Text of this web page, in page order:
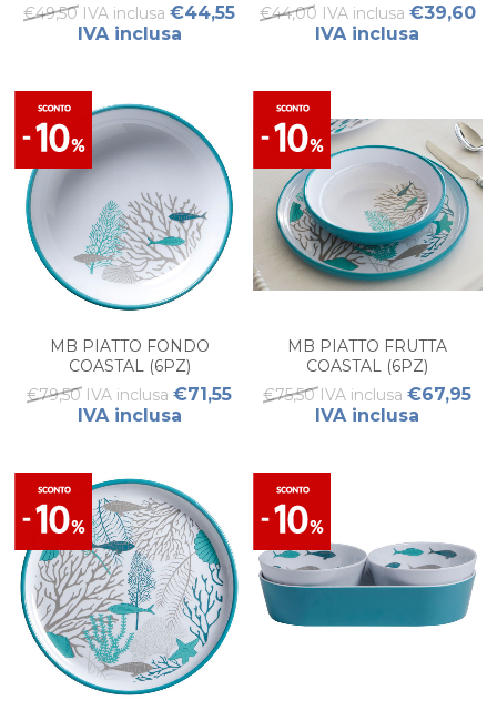
€49,50 IVA inclusa €44,55
IVA inclusa
€44,00 IVA inclusa €39,60
IVA inclusa
MB PIATTO FONDO
COASTAL (6PZ)
€79,50 IVA inclusa €71,55
IVA inclusa
MB PIATTO FRUTTA
COASTAL (6PZ)
€75,50 IVA inclusa €67,95
IVA inclusa